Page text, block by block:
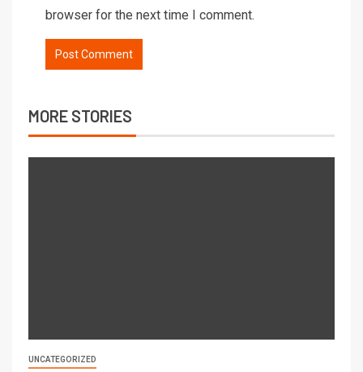
browser for the next time I comment.
MORE STORIES
UNCATEGORIZED